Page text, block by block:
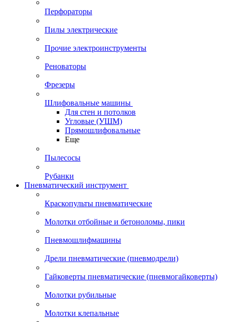
Перфораторы
Пилы электрические
Прочие электроинструменты
Реноваторы
Фрезеры
Шлифовальные машины
Для стен и потолков
Угловые (УШМ)
Прямошлифовальные
Еще
Пылесосы
Рубанки
Пневматический инструмент
Краскопульты пневматические
Молотки отбойные и бетоноломы, пики
Пневмошлифмашины
Дрели пневматические (пневмодрели)
Гайковерты пневматические (пневмогайковерты)
Молотки рубильные
Молотки клепальные